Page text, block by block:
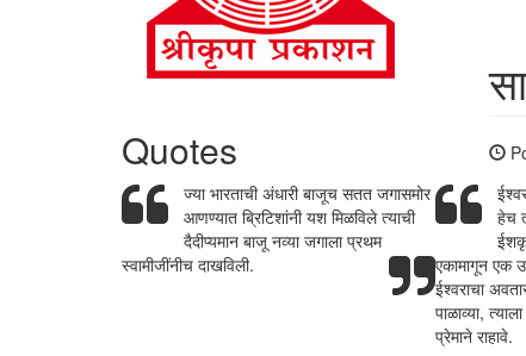
Quotes
ज्या भारताची अंधारी बाजूच सतत जगासमोर
आणण्यात ब्रिटिशांनी यश मिळविले त्याची
दैदीप्यमान बाजू नव्या जगाला प्रथम
स्वामीजींनीच दाखविली.
हेच
एकामागून एक
ईश्वराचा
पाळाव्या,
प्रेमाने राहावे.